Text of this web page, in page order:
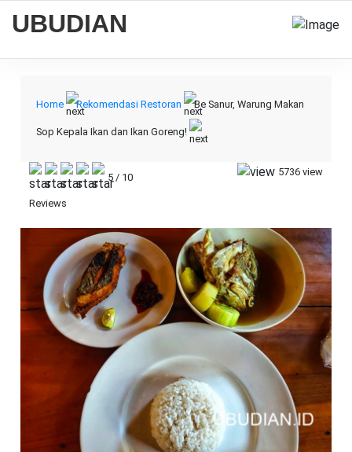
UBUDIAN
Home Rekomendasi Restoran Be Sanur, Warung Makan
Sop Kepala Ikan dan Ikan Goreng!
5 / 10
Reviews
5736 view